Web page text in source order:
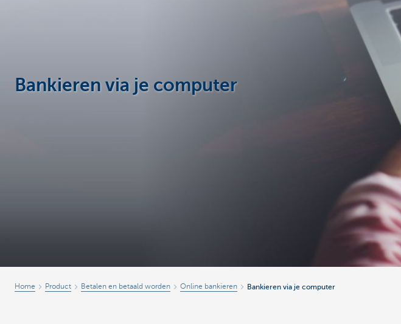
Bankieren via je computer
Home Product Betalen en betaald worden Online bankieren Bankieren via je computer